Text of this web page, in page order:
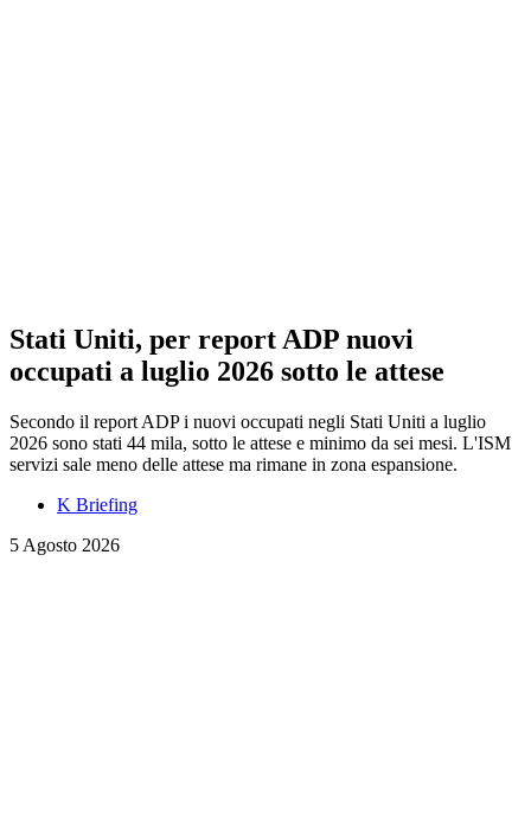
Stati Uniti, per report ADP nuovi
occupati a luglio 2026 sotto le attese
Secondo il report ADP i nuovi occupati negli Stati Uniti a luglio
2026 sono stati 44 mila, sotto le attese e minimo da sei mesi. L'ISM
servizi sale meno delle attese ma rimane in zona espansione.
K Briefing
5 Agosto 2026